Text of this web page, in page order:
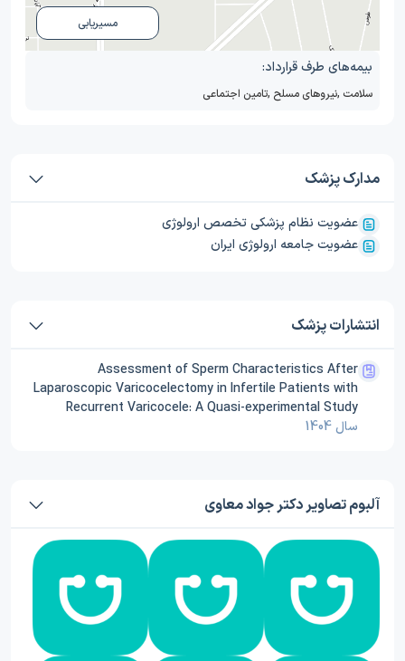
مسیریابی
بیمه‌های طرف قرارداد:
سلامت ,نیروهای مسلح ,تامین اجتماعی
مدارک پزشک
عضویت نظام پزشکی تخصص ارولوژی
عضویت جامعه ارولوژی ایران
انتشارات پزشک
Assessment of Sperm Characteristics After
Laparoscopic Varicocelectomy in Infertile Patients with
Recurrent Varicocele: A Quasi-experimental Study
سال 1404
آلبوم تصاویر دکتر جواد معاوی